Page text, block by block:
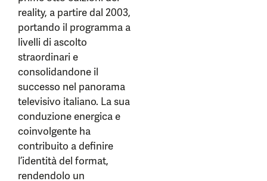
reality, a partire dal 2003,
portando il programma a
livelli di ascolto
straordinari e
consolidandone il
successo nel panorama
televisivo italiano. La sua
conduzione energica e
coinvolgente ha
contribuito a definire
l’identità del format,
rendendolo un